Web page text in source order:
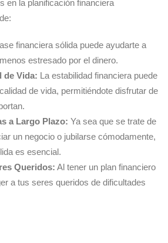
en la planificación financiera
financiera sólida puede ayudarte a
estresado por el dinero.
de Vida: La estabilidad financiera puede
de vida, permitiéndote disfrutar de
a Largo Plazo: Ya sea que se trate de
un negocio o jubilarse cómodamente,
es esencial.
Queridos: Al tener un plan financiero
a tus seres queridos de dificultades